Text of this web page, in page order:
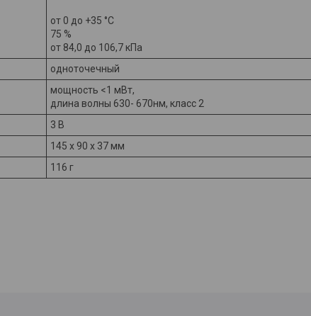
от 0 до +35 °С
75 %
от 84,0 до 106,7 кПа
одноточечный
мощность <1 мВт,
длина волны 630- 670нм, класс 2
3 В
145 х 90 х 37 мм
116 г